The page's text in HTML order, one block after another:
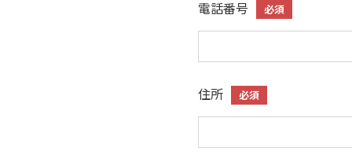
電話番号 必須
住所 必須